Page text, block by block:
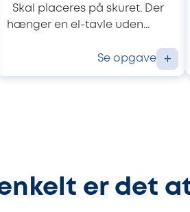
Skal placeres på skuret. Der
hænger en el-tavle uden...
Se opgave +
er det